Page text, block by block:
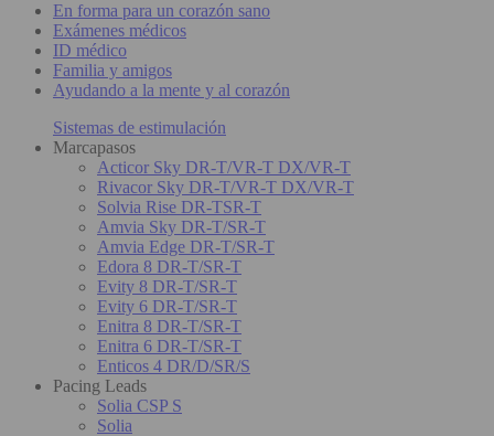
En forma para un corazón sano
Exámenes médicos
ID médico
Familia y amigos
Ayudando a la mente y al corazón
Sistemas de estimulación
Marcapasos
Acticor Sky DR-T/VR-T DX/VR-T
Rivacor Sky DR-T/VR-T DX/VR-T
Solvia Rise DR-TSR-T
Amvia Sky DR-T/SR-T
Amvia Edge DR-T/SR-T
Edora 8 DR-T/SR-T
Evity 8 DR-T/SR-T
Evity 6 DR-T/SR-T
Enitra 8 DR-T/SR-T
Enitra 6 DR-T/SR-T
Enticos 4 DR/D/SR/S
Pacing Leads
Solia CSP S
Solia